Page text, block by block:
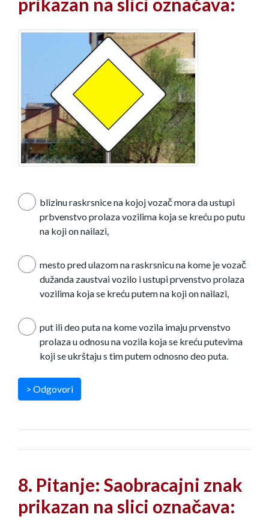
blizinu raskrsnice na kojoj vozač mora da ustupi
prbvenstvo prolaza vozilima koja se kreću po putu
na koji on nailazi,
mesto pred ulazom na raskrsnicu na kome je vozač
dužanda zaustvai vozilo i ustupi prvenstvo prolaza
vozilima koja se kreću putem na koji on nailazi,
put ili deo puta na kome vozila imaju prvenstvo
prolaza u odnosu na vozila koja se kreću putevima
koji se ukrštaju s tim putem odnosno deo puta.
> Odgovori
8. Pitanje: Saobracajni znak
prikazan na slici označava: